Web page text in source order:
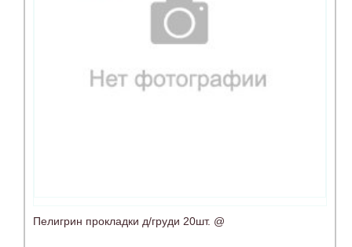
Пелигрин прокладки д/груди 20шт. @